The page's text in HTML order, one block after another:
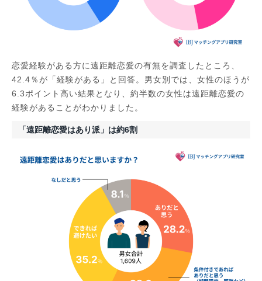
恋愛経験がある方に遠距離恋愛の有無を調査したところ、
42.4％が「経験がある」と回答。男女別では、女性のほうが
6.3ポイント高い結果となり、約半数の女性は遠距離恋愛の
経験があることがわかりました。
「遠距離恋愛はあり派」は約6割